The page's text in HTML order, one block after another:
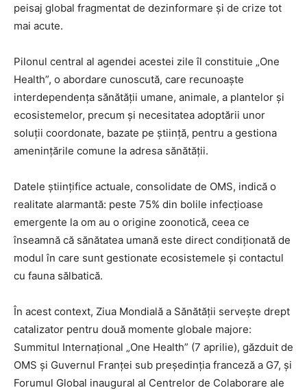
peisaj global fragmentat de dezinformare și de crize tot
mai acute.
Pilonul central al agendei acestei zile îl constituie „One
Health”, o abordare cunoscută, care recunoaște
interdependența sănătății umane, animale, a plantelor și
ecosistemelor, precum și necesitatea adoptării unor
soluții coordonate, bazate pe știință, pentru a gestiona
amenințările comune la adresa sănătății.
Datele științifice actuale, consolidate de OMS, indică o
realitate alarmantă: peste 75% din bolile infecțioase
emergente la om au o origine zoonotică, ceea ce
înseamnă că sănătatea umană este direct condiționată de
modul în care sunt gestionate ecosistemele și contactul
cu fauna sălbatică.
În acest context, Ziua Mondială a Sănătății servește drept
catalizator pentru două momente globale majore:
Summitul Internațional „One Health” (7 aprilie), găzduit de
OMS și Guvernul Franței sub președinția franceză a G7, și
Forumul Global inaugural al Centrelor de Colaborare ale